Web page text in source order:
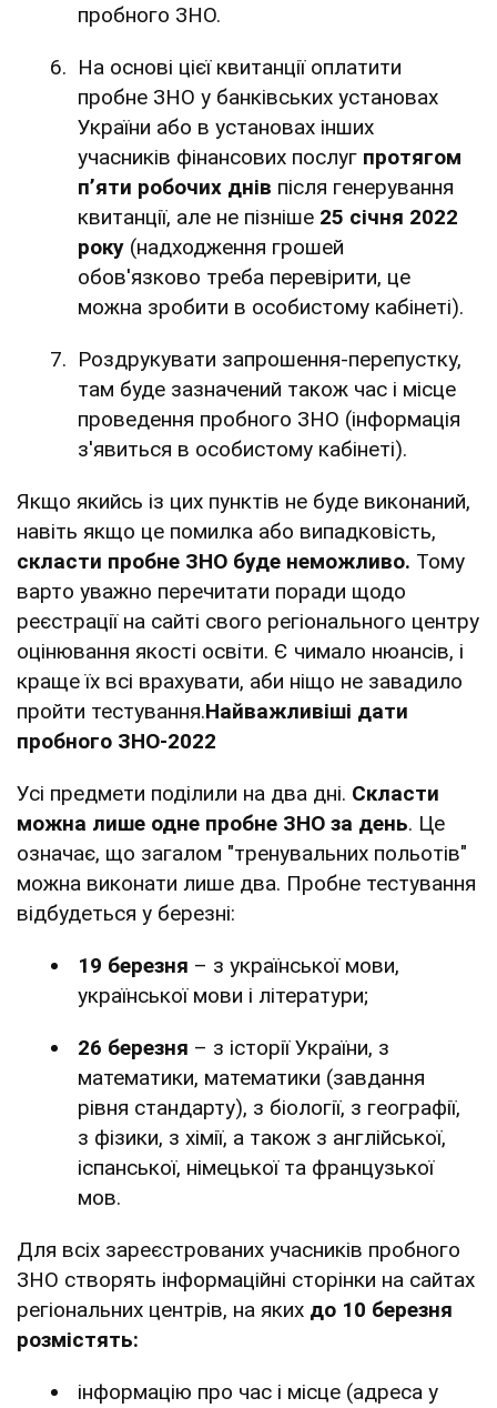
пробного ЗНО.
На основі цієї квитанції оплатити
пробне ЗНО у банківських установах
України або в установах інших
учасників фінансових послуг протягом
п’яти робочих днів після генерування
квитанції, але не пізніше 25 січня 2022
року (надходження грошей
обов'язково треба перевірити, це
можна зробити в особистому кабінеті).
Роздрукувати запрошення-перепустку,
там буде зазначений також час і місце
проведення пробного ЗНО (інформація
з'явиться в особистому кабінеті).
Якщо якийсь із цих пунктів не буде виконаний,
навіть якщо це помилка або випадковість,
скласти пробне ЗНО буде неможливо. Тому
варто уважно перечитати поради щодо
реєстрації на сайті свого регіонального центру
оцінювання якості освіти. Є чимало нюансів, і
краще їх всі врахувати, аби ніщо не завадило
пройти тестування.Найважливіші дати
пробного ЗНО-2022
Усі предмети поділили на два дні. Скласти
можна лише одне пробне ЗНО за день. Це
означає, що загалом "тренувальних польотів"
можна виконати лише два. Пробне тестування
відбудеться у березні:
19 березня – з української мови,
української мови і літератури;
26 березня – з історії України, з
математики, математики (завдання
рівня стандарту), з біології, з географії,
з фізики, з хімії, а також з англійської,
іспанської, німецької та французької
мов.
Для всіх зареєстрованих учасників пробного
ЗНО створять інформаційні сторінки на сайтах
регіональних центрів, на яких до 10 березня
розмістять:
інформацію про час і місце (адреса у